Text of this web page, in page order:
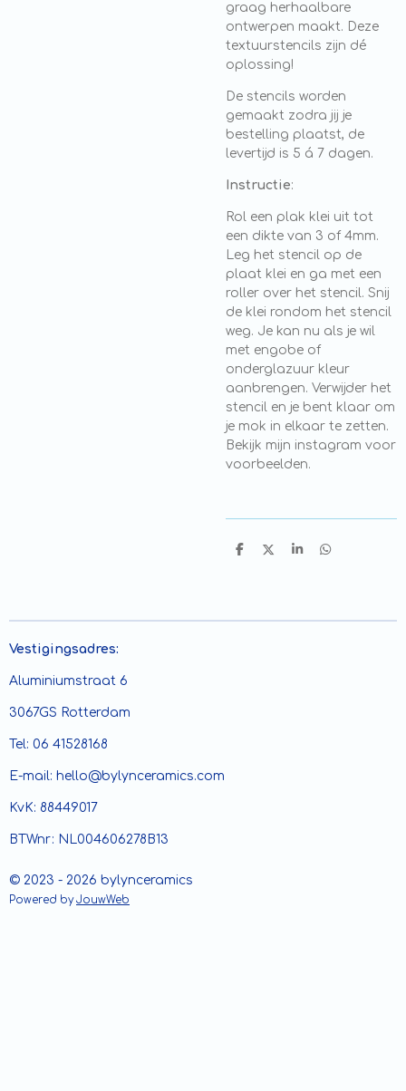
graag herhaalbare
ontwerpen maakt. Deze
textuurstencils zijn dé
oplossing!
De stencils worden
gemaakt zodra jij je
bestelling plaatst, de
levertijd is 5 á 7 dagen.
Instructie:
Rol een plak klei uit tot
een dikte van 3 of 4mm.
Leg het stencil op de
plaat klei en ga met een
roller over het stencil. Snij
de klei rondom het stencil
weg. Je kan nu als je wil
met engobe of
onderglazuur kleur
aanbrengen. Verwijder het
stencil en je bent klaar om
je mok in elkaar te zetten.
Bekijk mijn instagram voor
voorbeelden.
D
D
S
D
Vestigingsadres:
Aluminiumstraat 6
3067GS Rotterdam
Tel: 06 41528168
E-mail: hello@bylynceramics.com
KvK: 88449017
BTWnr: NL004606278B13
© 2023 - 2026 bylynceramics
Powered byJouwWeb